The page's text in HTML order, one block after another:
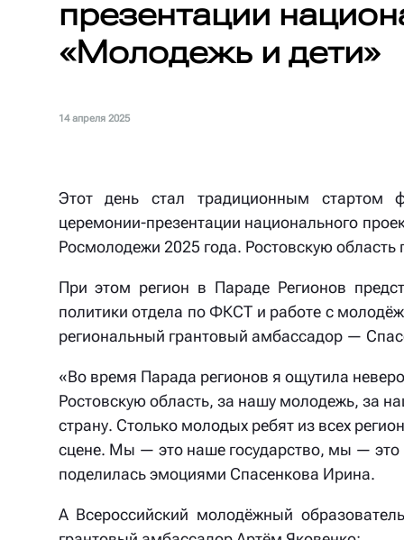
презентации
«Молодежь и дети»
14 апреля 2025
Этот день стал традиционным стартом
церемонии-презентации национального
Росмолодежи 2025 года. Ростовскую область
При этом регион в Параде Регионов
политики отдела по ФКСТ и работе с
региональный грантовый амбассадор —
«Во время Парада регионов я ощутила
Ростовскую область, за нашу молодежь, за
страну. Столько молодых ребят из всех
сцене. Мы — это наше государство, мы —
поделилась эмоциями Спасенкова Ирина.
А Всероссийский молодёжный